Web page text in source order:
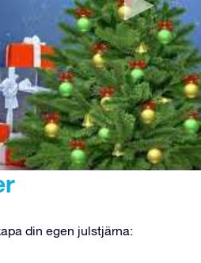
din egen julstjärna: